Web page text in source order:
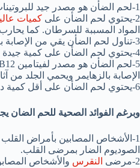
1-لحم الضأن هو مصدر جيد للبروتينات حيث يمد الجسم بحوالي 60% من احتياجه اليومي للبروتينات.
2-يحتوي لحم الضأن على
كميات
المواد المسببة للسرطان. كما
3-تناول لحم الضأن يقي من الإصابة بالأنيميا وفقر الدم وذلك لاحتوائه على كمية كبيرة من الحديد.
4-يحتوي لحم الضأن على كمية جيدة من الزنك الذي يحتاجه الجسم للنمو كما أنه مقوي عام للمناعة.
الإصابة بالزهايمر ويحمي الجلد
6-يحتوي لحم الضأن على أقل كمية دهون مشبعة مقارنة بأنواع اللحوم الأخرى.
وبرغم الفوائد الصحية للحم الضان
1-الأشخاص المصابين بأمراض
الصوديوم الضار بمرضى القلب.
2-مرضى
النقرس والأشخاص